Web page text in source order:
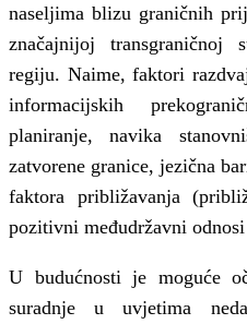
naseljima blizu graničnih
značajnijoj
regiju. Naime, faktori
informacijskih
planiranje, navika
zatvorene granice, jezična
faktora približavanja
pozitivni međudržavni
U budućnosti je moguće
suradnje u uvjetima